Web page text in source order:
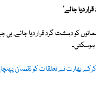
دیا جائے'
کو دہشت گرد قرار دیا جائے،
بھارت نے تعلقات کو نقصان